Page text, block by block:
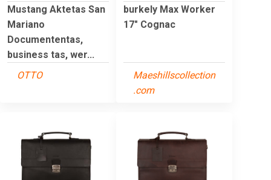
Mustang Aktetas San
Mariano
Documententas,
business tas, wer...
OTTO
burkely Max Worker
17" Cognac
Maeshillscollection
.com